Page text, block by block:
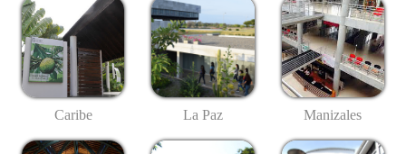
Caribe La Paz Manizales